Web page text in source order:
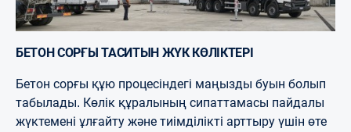
БЕТОН СОРҒЫ ТАСИТЫН ЖҮК КӨЛІКТЕРІ
Бетон сорғы құю процесіндегі маңызды буын болып
табылады. Көлік құралының сипаттамасы пайдалы
жүктемені ұлғайту және тиімділікті арттыру үшін өте